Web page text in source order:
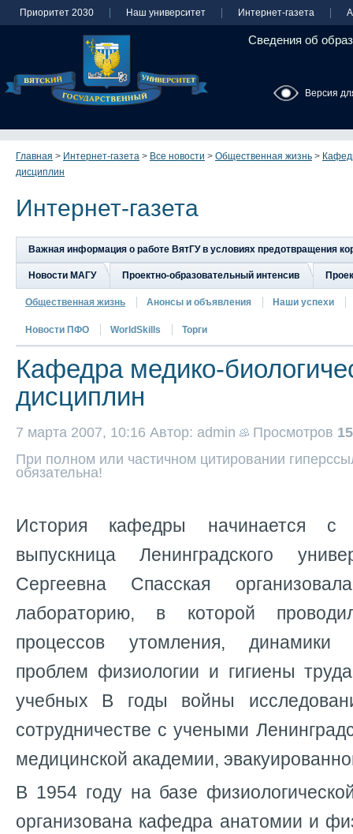
Приоритет 2030 Наш университет Интернет-газета
Сведения об
Версия
Главная > Интернет-газета > Все новости > Общественная жизнь >
дисциплин
Интернет-газета
Важная информация о работе ВятГУ в условиях предотвращения
Новости МАГУ Проектно-образовательный интенсив
Общественная жизнь Анонсы и объявления Наши успехи
Новости ПФО WorldSkills Торги
Кафедра медико-
дисциплин
7 марта 2007, 10:16 Автор: admin Просмотров
При полном или частичном цитировании
обязательна!
История кафедры начинается с
выпускница Ленинградского
Сергеевна Спасская
лабораторию, в которой
процессов утомления, динамики
проблем физиологии и гигиены
учебных В годы войны
сотрудничестве с учеными
медицинской академии,
В 1954 году на базе
организована кафедра анатомии и